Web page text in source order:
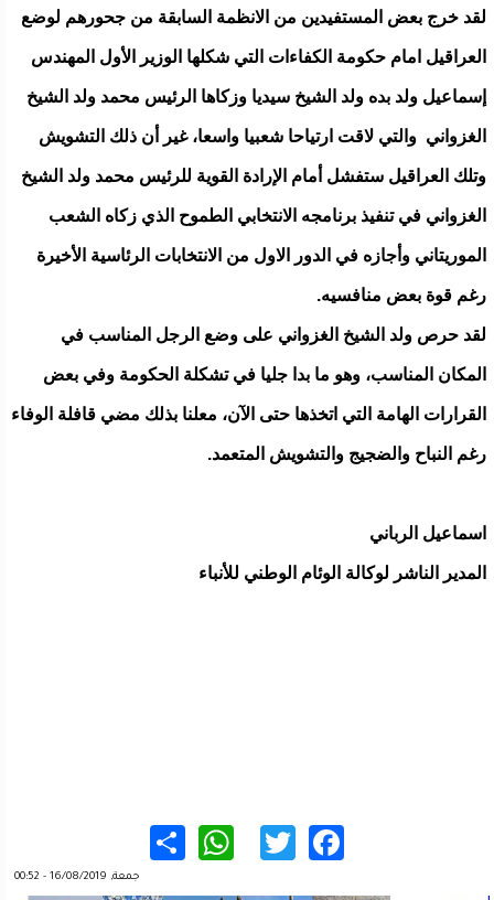
لقد خرج بعض المستفيدين من الانظمة السابقة من جحورهم لوضع
العراقيل امام حكومة الكفاءات التي شكلها الوزير الأول المهندس
إسماعيل ولد بده ولد الشيخ سيديا وزكاها الرئيس محمد ولد الشيخ
الغزواني والتي لاقت ارتياحا شعبيا واسعا، غير أن ذلك التشويش
وتلك العراقيل ستفشل أمام الإرادة القوية للرئيس محمد ولد الشيخ
الغزواني في تنفيذ برنامجه الانتخابي الطموح الذي زكاه الشعب
الموريتاني وأجازه في الدور الاول من الانتخابات الرئاسية الأخيرة
رغم قوة بعض منافسيه.
لقد حرص ولد الشيخ الغزواني على وضع الرجل المناسب في
المكان المناسب، وهو ما بدا جليا في تشكلة الحكومة وفي بعض
القرارات الهامة التي اتخذها حتى الآن، معلنا بذلك مضي قافلة الوفاء
رغم النباح والضجيج والتشويش المتعمد.
اسماعيل الرباني
المدير الناشر لوكالة الوئام الوطني للأنباء
Facebook
Twitter
WhatsApp
جمعة, 16/08/2019 - 00:52